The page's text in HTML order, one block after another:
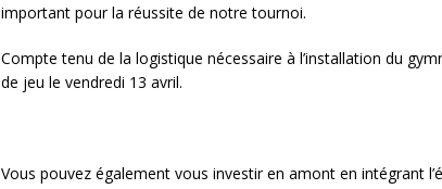
important pour la réussite de notre tournoi.
Compte tenu de la logistique nécessaire à l’installation du
de jeu le vendredi 13 avril.
Vous pouvez également vous investir en amont en intégrant